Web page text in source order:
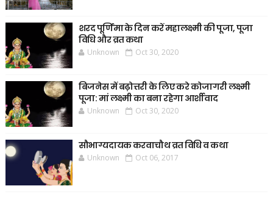
शरद पूर्णिमा के दिन करें महालक्ष्मी की पूजा, पूजा
विधि और व्रत कथा
Unknown Oct 30, 2020
बिजनेस में बढ़ोत्तरी के लिए करे कोजागरी लक्ष्मी
पूजा: मां लक्ष्मी का बना रहेगा आर्शीवाद
Unknown Oct 30, 2020
सौभाग्यदायक करवाचौथ व्रत विधि व कथा
Unknown Oct 06, 2017